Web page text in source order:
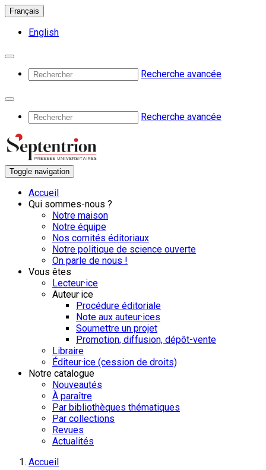
Français
English
Recherche avancée
Recherche avancée
Toggle navigation
Accueil
Qui sommes-nous ?
Notre maison
Notre équipe
Nos comités éditoriaux
Notre politique de science ouverte
On parle de nous !
Vous êtes
Lecteur·ice
Auteur·ice
Procédure éditoriale
Note aux auteur·ices
Soumettre un projet
Promotion, diffusion, dépôt-vente
Libraire
Éditeur·ice (cession de droits)
Notre catalogue
Nouveautés
À paraître
Par bibliothèques thématiques
Par collections
Revues
Actualités
Accueil